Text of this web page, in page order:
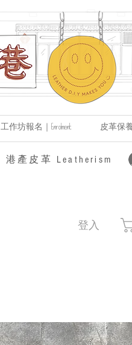
工作坊報名｜Enrolment 皮革保養
​港產皮革 Leatherism
登入